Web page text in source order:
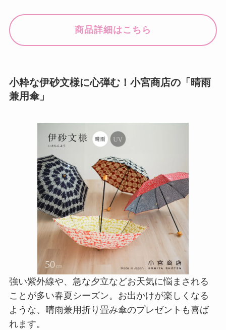
商品詳細はこちら
小粋な伊砂文様に心弾む！小宮商店の「晴雨
兼用傘」
強い紫外線や、急な夕立などお天気に悩まされる
ことが多い春夏シーズン。お出かけが楽しくなる
ような、晴雨兼用折り畳み傘のプレゼントも喜ば
れます。